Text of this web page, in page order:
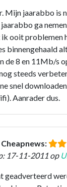
Mijn jaarabbo is
ga
ik ooit problemen
binnengehaald
de 8 en 11Mb/s
steeds
snel
Aanrader dus.
17-11-2011 op
geadverteerd